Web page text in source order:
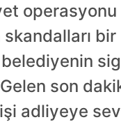
operasyonu
skandalları
belediyenin
son
adliyeye